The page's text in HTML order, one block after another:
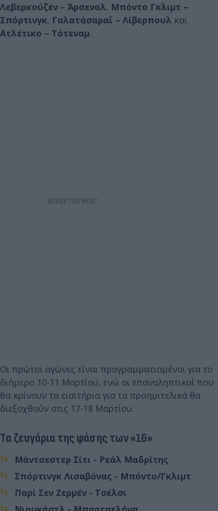
Λεβερκούζεν – Άρσεναλ, Μπόντο Γκλιμτ –
Σπόρτινγκ, Γαλατάσαραϊ – Λίβερπουλ και
Ατλέτικο – Τότεναμ.
Οι πρώτοι αγώνες είναι προγραμματισμένοι για το
διήμερο 10-11 Μαρτίου, ενώ οι επαναληπτικοί που
θα κρίνουν τα εισιτήρια για τα προημιτελικά θα
διεξαχθούν στις 17-18 Μαρτίου.
Tα ζευγάρια της φάσης των «16»
Μάντσεστερ Σίτι - Ρεάλ Μαδρίτης
Σπόρτινγκ Λισαβόνας - Μπόντο/Γκλιμτ
Παρί Σεν Ζερμέν - Τσέλσι